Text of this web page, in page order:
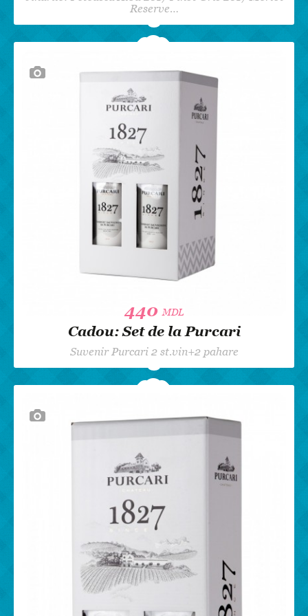
Reserve…
440MDL
440 MDL
Cadou: Set de la Purcari
Suvenir Purcari 2 st.vin+2 pahare